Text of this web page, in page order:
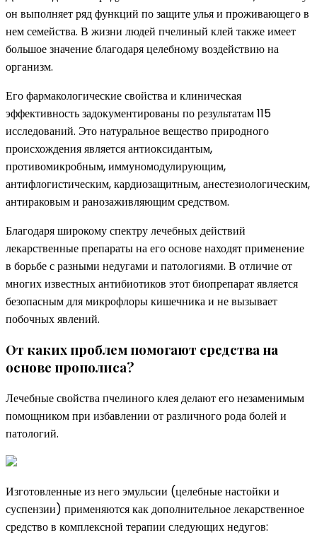
он выполняет ряд функций по защите улья и проживающего в
нем семейства. В жизни людей пчелиный клей также имеет
большое значение благодаря целебному воздействию на
организм.
Его фармакологические свойства и клиническая
эффективность задокументированы по результатам 115
исследований. Это натуральное вещество природного
происхождения является антиоксидантым,
противомикробным, иммуномодулирующим,
антифлогистическим, кардиозащитным, анестезиологическим,
антираковым и ранозаживляющим средством.
Благодаря широкому спектру лечебных действий
лекарственные препараты на его основе находят применение
в борьбе с разными недугами и патологиями. В отличие от
многих известных антибиотиков этот биопрепарат является
безопасным для микрофлоры кишечника и не вызывает
побочных явлений.
От каких проблем помогают средства на
основе прополиса?
Лечебные свойства пчелиного клея делают его незаменимым
помощником при избавлении от различного рода болей и
патологий.
Изготовленные из него эмульсии (целебные настойки и
суспензии) применяются как дополнительное лекарственное
средство в комплексной терапии следующих недугов: